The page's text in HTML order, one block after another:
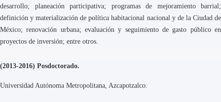
desarrollo; planeación participativa; programas de mejoramiento barrial;
definición y materialización de política habitacional nacional y de la Ciudad de
México; renovación urbana; evaluación y seguimiento de gasto público en
proyectos de inversión; entre otros.
(2013-2016) Posdoctorado.
Universidad Autónoma Metropolitana, Azcapotzalco.